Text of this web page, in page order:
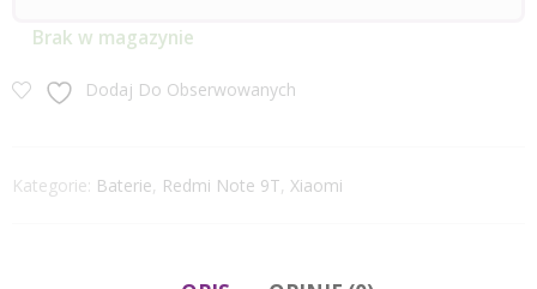
Brak w magazynie
Dodaj Do Obserwowanych
Kategorie: Baterie, Redmi Note 9T, Xiaomi